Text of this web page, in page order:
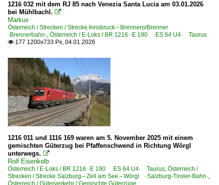
RailJet 2-Steuerwagen 80-90, 80-91 Viaggio
Planzüge | Züge mit Namen
Allegro Johann Strauß
Antonin Dvorak
DB-ÖBB-EuroCity
Franz Schubert
Johann Gregor Mendel
Joze Plecnik
Sava
1216 032 mit dem RJ 85 nach Venezia Santa Lucia am 03.01.2026
bei Mühlbachl. 
Markus
Österreich / Strecken / Strecke Innsbruck – Brennero/Brenner
·Brennerbahn·, Österreich / E-Loks / BR 1216 · E 190 ·ES 64 U4· Taurus
 177 1200x733 Px, 04.01.2026
1216 011 und 1116 169 waren am 5. November 2025 mit einem
gemischten Güterzug bei Pfaffenschwend in Richtung Wörgl
unterwegs. 
Rolf Eisenkolb
Österreich / E-Loks / BR 1216 · E 190 ·ES 64 U4· Taurus, Österreich /
Strecken / Strecke Salzburg – Zell am See – Wörgl ·Salzburg-Tiroler-Bahn·,
Österreich / Güterverkehr / Gemischte Güterzüge